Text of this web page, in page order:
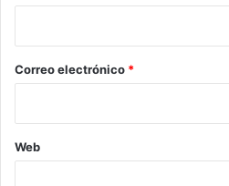
*
Correo electrónico *
Web